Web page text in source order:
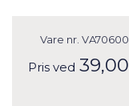
Vare nr. VA70600
Pris ved 39,00